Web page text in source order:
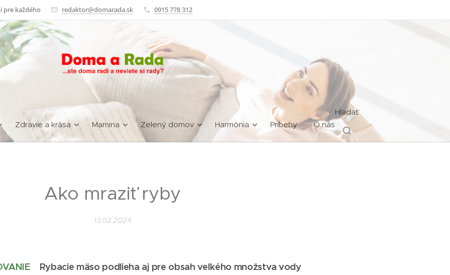
pre každého redaktor@domarada.sk 0915 778 312
Zdravie a krása Mamina Zelený domov Harmónia Príbehy O nás
Hľadať
Ako mraziť ryby
13.02.2024
Rybacie mäso podlieha aj pre obsah veľkého množstva vody